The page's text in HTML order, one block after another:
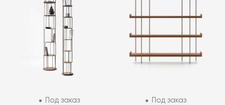
Под заказ
Под заказ